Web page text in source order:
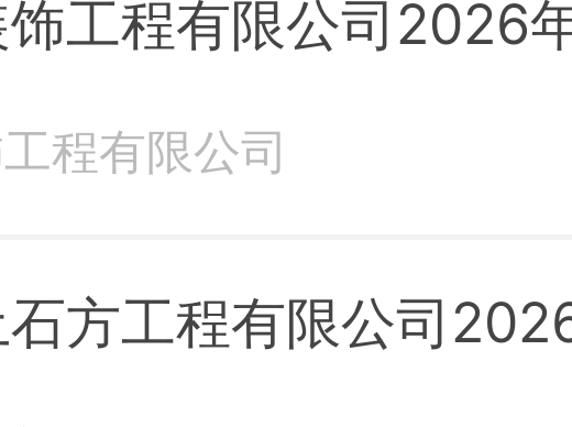
工程有限公司2026
程有限公司
方工程有限公司